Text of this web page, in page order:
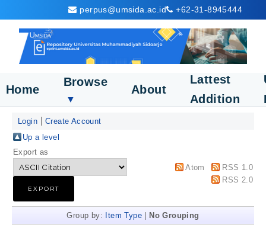
perpus@umsida.ac.id +62-31-8945444
Home
Browse
▼
About
Lattest
Addition
Login
Create Account
Up a level
Export as
Atom
RSS 1.0
RSS 2.0
Group by: Item Type No Grouping